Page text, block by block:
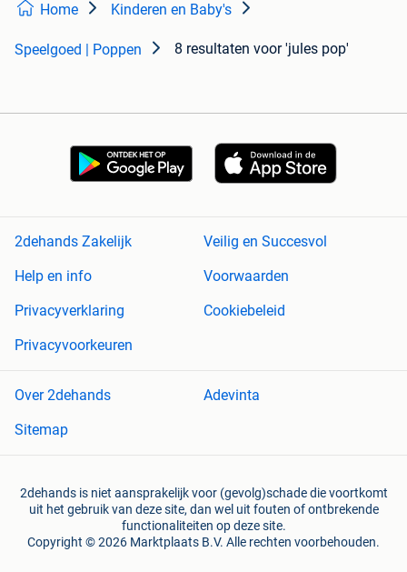
Home Kinderen en Baby's
Speelgoed | Poppen 8 resultaten voor 'jules pop'
2dehands Zakelijk
Veilig en Succesvol
Help en info
Voorwaarden
Privacyverklaring
Cookiebeleid
Privacyvoorkeuren
Over 2dehands
Adevinta
Sitemap
2dehands is niet aansprakelijk voor (gevolg)schade die voortkomt
uit het gebruik van deze site, dan wel uit fouten of ontbrekende
functionaliteiten op deze site.
Copyright © 2026 Marktplaats B.V. Alle rechten voorbehouden.